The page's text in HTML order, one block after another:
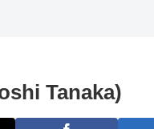
Tanaka)